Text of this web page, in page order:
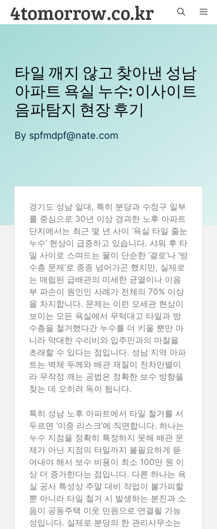
Skip4tomorrow.co.kr
타일 깨지 않고 찾아낸 성남
아파트 욕실 누수: 이사이트
음파탐지 현장 후기
By spfmdpf@nate.com
경기도 성남 일대, 특히 분당과 수정구 일부
를 중심으로 30년 이상 경과한 노후 아파트
단지에서는 최근 몇 년 사이 ‘욕실 타일 줄눈
누수’ 현상이 급증하고 있습니다. 샤워 후 타
일 사이로 스며드는 물이 단순한 ‘결로’나 ‘방
수층 문제’로 종종 넘어가곤 했지만, 실제로
는 매립된 급배관의 미세한 균열이나 이음
부 파손이 원인인 사례가 전체의 70% 이상
을 차지합니다. 문제는 이런 모세관 현상이
보이는 모든 욕실에서 무턱대고 타일과 방
수층을 철거했다간 누수를 더 키울 뿐만 아
니라 막대한 수리비와 입주민과의 마찰을
초래할 수 있다는 점입니다. 성남 지역 아파
트는 벽체 두께와 배관 재질이 천차만별이
라 무작정 깨는 공법은 정확한 보수 방향을
찾는 데 오히려 독이 됩니다.
특히 성남 노후 아파트에서 타일 철거를 서
두르면 ‘이중 리스크’에 직면합니다. 하나는
누수 지점을 정확히 특정하지 못해 배관 문
제가 아닌 지점의 타일까지 불필요하게 뜯
어내야 해서 보수 비용이 최소 100만 원 이
상 더 증가한다는 점입니다. 다른 하나는 욕
실 공사 특성상 주말 대비 작업이 불가피할
뿐 아니라 타일 철거 시 발생하는 분진과 소
음이 공동주택 이웃 민원으로 연결될 가능
성입니다. 실제로 분당의 한 관리사무소는